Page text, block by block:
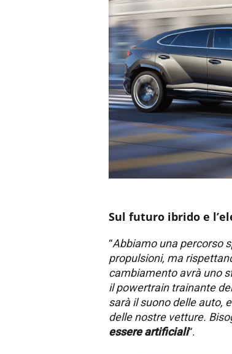
Sul futuro ibrido e
“Abbiamo una percorso
propulsioni, ma
cambiamento avrà uno
il powertrain trainante
sarà il suono delle auto,
delle nostre vetture.
essere artificiali“.